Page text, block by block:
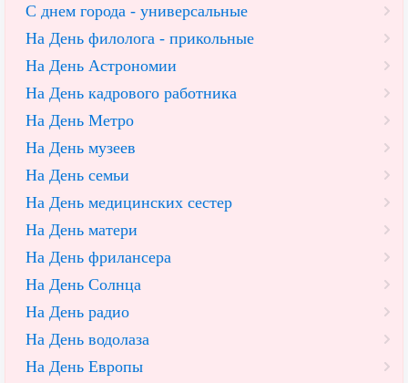
С днем города - универсальные
На День филолога - прикольные
На День Астрономии
На День кадрового работника
На День Метро
На День музеев
На День семьи
На День медицинских сестер
На День матери
На День фрилансера
На День Солнца
На День радио
На День водолаза
На День Европы